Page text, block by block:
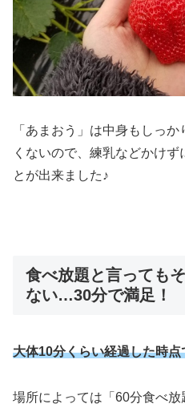
「あまおう」は中身もしっ
くないので、練乳などかけ
とが出来ました♪
食べ放題と言っても
ない…30分で満足！
大体10分くらい経過した時
場所によっては「60分食べ放